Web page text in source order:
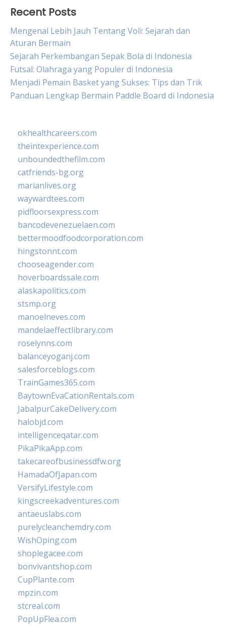
Recent Posts
Mengenal Lebih Jauh Tentang Voli: Sejarah dan
Aturan Bermain
Sejarah Perkembangan Sepak Bola di Indonesia
Futsal: Olahraga yang Populer di Indonesia
Menjadi Pemain Basket yang Sukses: Tips dan Trik
Panduan Lengkap Bermain Paddle Board di Indonesia
okhealthcareers.com
theintexperience.com
unboundedthefilm.com
catfriends-bg.org
marianlives.org
waywardtees.com
pidfloorsexpress.com
bancodevenezuelaen.com
bettermoodfoodcorporation.com
hingstonnt.com
chooseagender.com
hoverboardssale.com
alaskapolitics.com
stsmp.org
manoelneves.com
mandelaeffectlibrary.com
roselynns.com
balanceyoganj.com
salesforceblogs.com
TrainGames365.com
BaytownEvaCationRentals.com
JabalpurCakeDelivery.com
halobjd.com
intelligenceqatar.com
PikaPikaApp.com
takecareofbusinessdfw.org
HamadaOfJapan.com
VersifyLifestyle.com
kingscreekadventures.com
antaeuslabs.com
purelycleanchemdry.com
WishOping.com
shoplegacee.com
bonvivantshop.com
CupPlante.com
mpzin.com
stcreal.com
PopUpFlea.com